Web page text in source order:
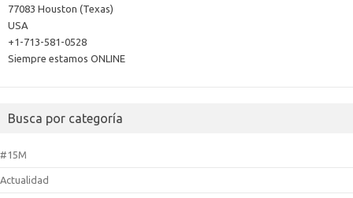
77083 Houston (Texas)
USA
+1-713-581-0528
Siempre estamos ONLINE
Busca por categoría
#15M
Actualidad